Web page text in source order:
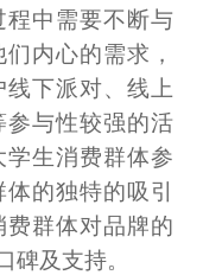
中需要不断与
内心的需求，
下派对、线上
参与性较强的活
生消费群体参
的独特的吸引
群体对品牌的
碑及支持。